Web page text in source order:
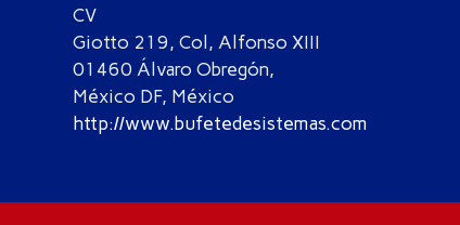
CV
Giotto 219, Col, Alfonso XIII
01460 Álvaro Obregón,
México DF, México
http://www.bufetedesistemas.com